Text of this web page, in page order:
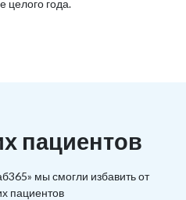
целого года.
пациентов
мы смогли избавить от
пациентов